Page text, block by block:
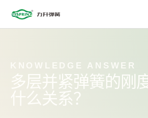
KNOWLEDGE ANSWER
多层并紧弹簧的刚
什么关系？